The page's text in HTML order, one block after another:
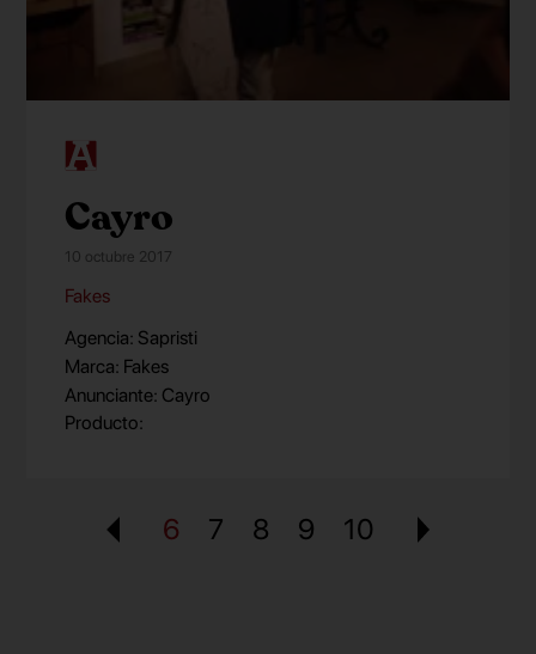
Cayro
10 octubre 2017
Fakes
Agencia: Sapristi
Marca: Fakes
Anunciante: Cayro
Producto:
6 7 8 9 10